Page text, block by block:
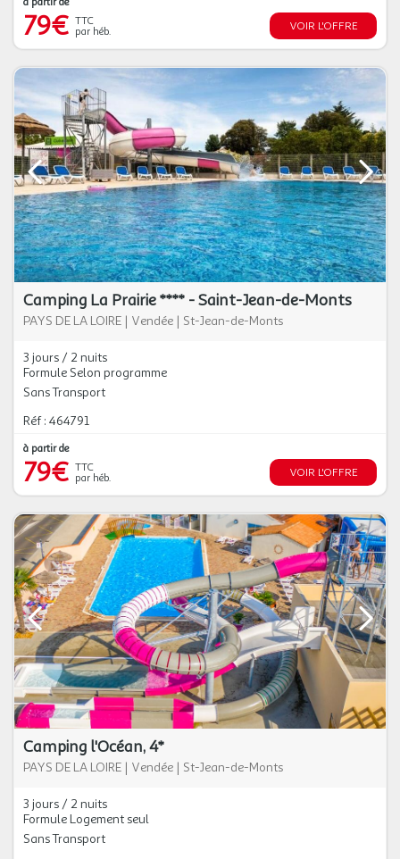
79€ TTC
par héb.
VOIR L'OFFRE
Camping La Prairie **** - Saint-Jean-de-Monts
PAYS DE LA LOIRE | Vendée | St-Jean-de-Monts
3 jours / 2 nuits
Formule Selon programme
Sans Transport
Réf : 464791
à partir de
79€ TTC
par héb.
VOIR L'OFFRE
Camping l'Océan, 4*
PAYS DE LA LOIRE | Vendée | St-Jean-de-Monts
3 jours / 2 nuits
Formule Logement seul
Sans Transport